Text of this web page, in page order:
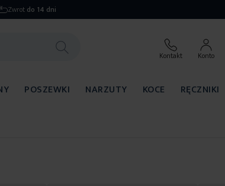
Zwrot do 14 dni
Kontakt Konto
POSZEWKI NARZUTY KOCE RĘCZNIKI